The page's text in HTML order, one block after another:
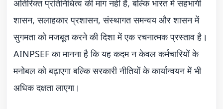
अतिरिक्त प्रतिनिधित्व की मांग नहीं है, बल्कि भारत में सहभागी
शासन, सलाहकार प्रशासन, संस्थागत समन्वय और शासन में
सुगमता को मजबूत करने की दिशा में एक रचनात्मक प्रस्ताव है।
AINPSEF का मानना है कि यह कदम न केवल कर्मचारियों के
मनोबल को बढ़ाएगा बल्कि सरकारी नीतियों के कार्यान्वयन में भी
अधिक दक्षता लाएगा।